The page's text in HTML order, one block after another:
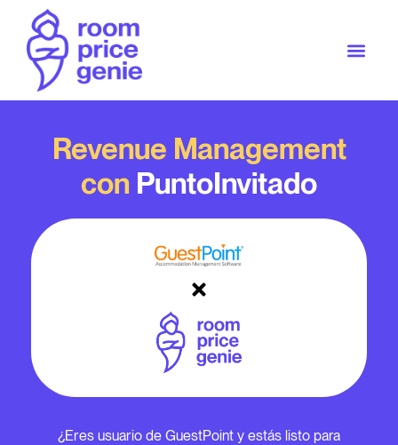
Revenue Management
con PuntoInvitado
¿Eres usuario de GuestPoint y estás listo para